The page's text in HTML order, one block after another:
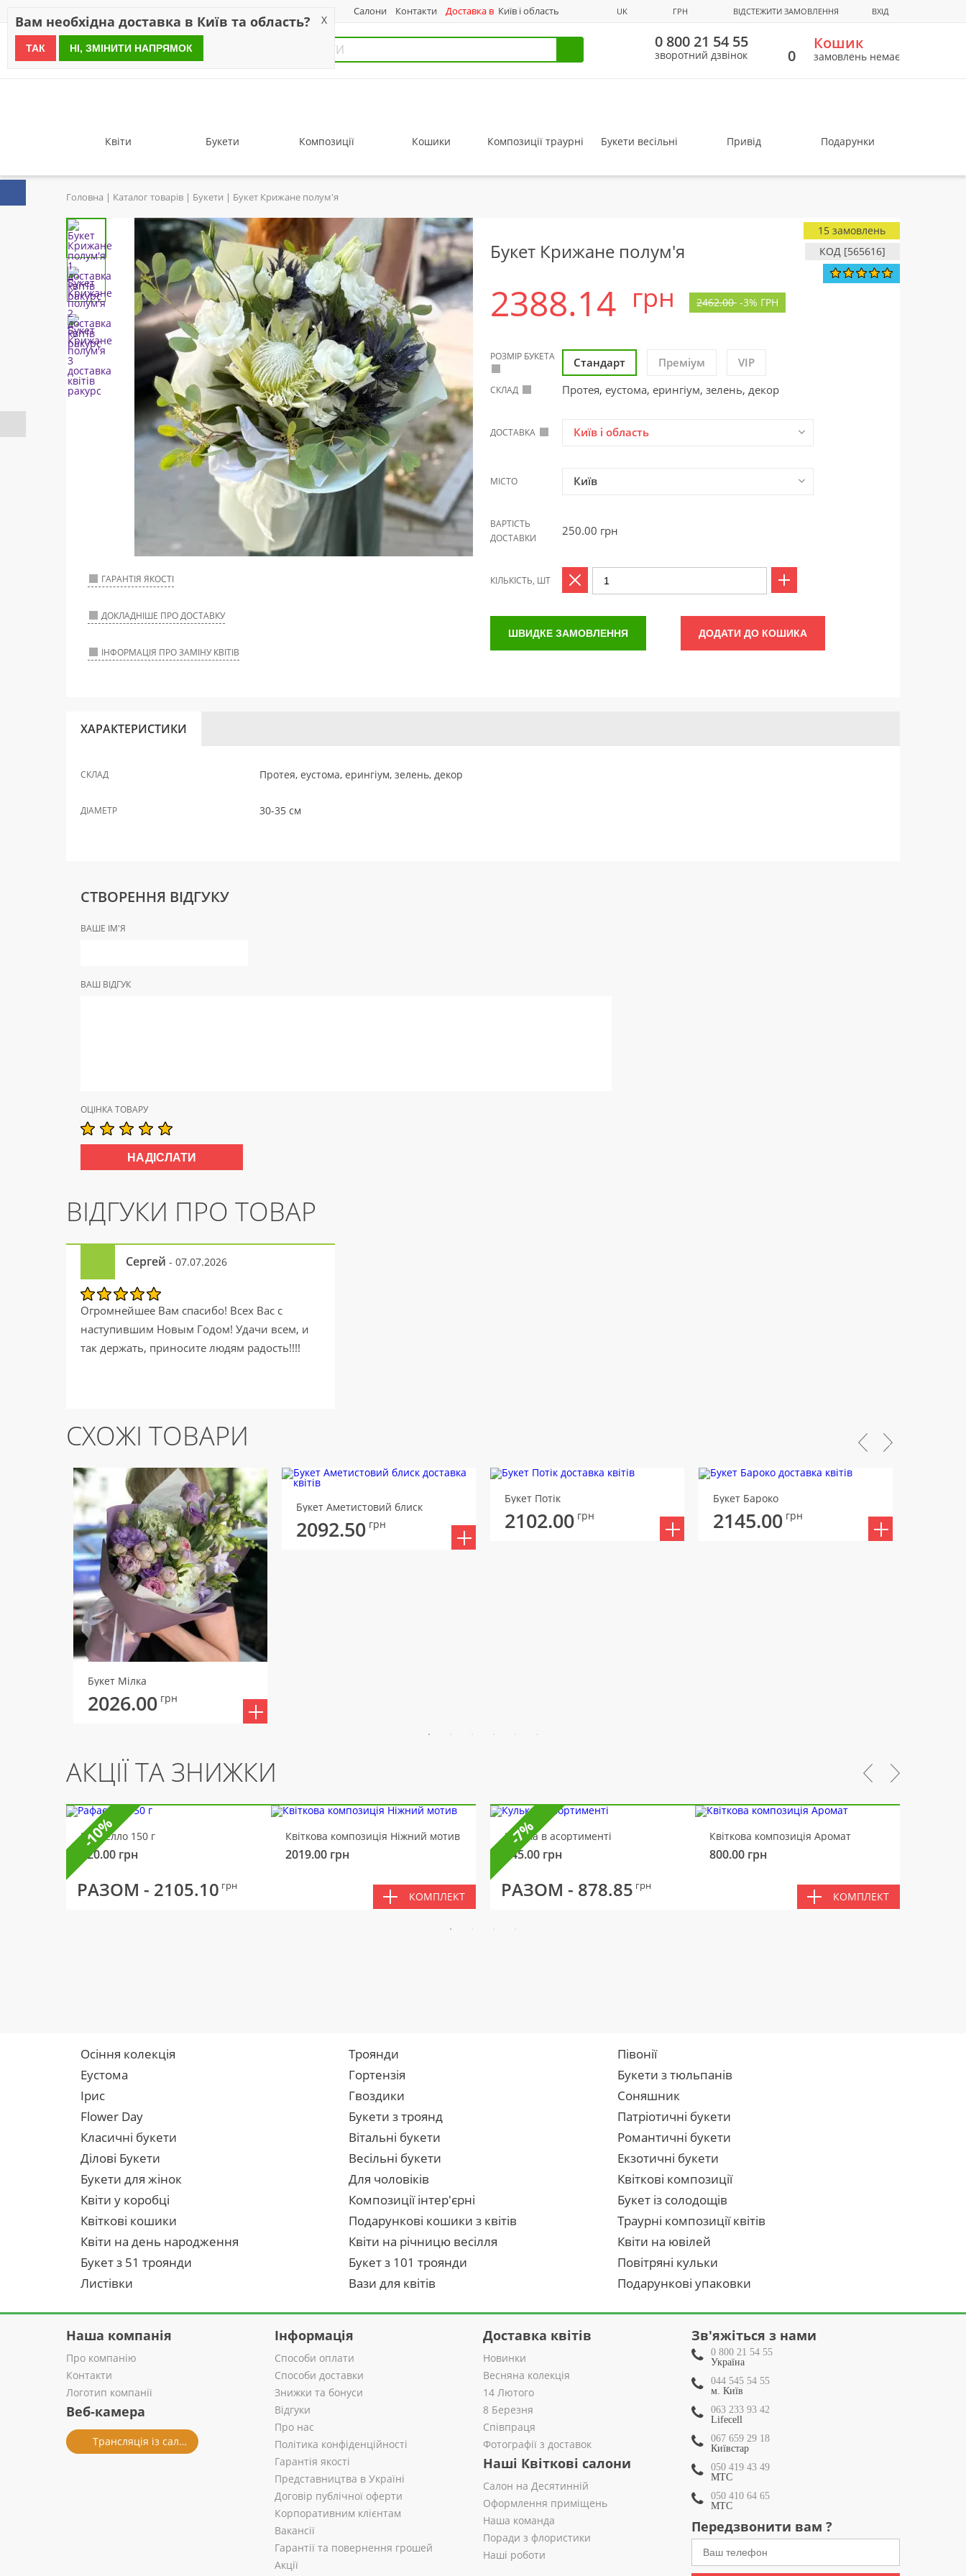
Салони Контакти Доставка в Київ і область UK ГРН ВІДСТЕЖИТИ ЗАМОВЛЕННЯ ВХІД
since 1999
0 800 21 54 55
зворотний дзвінок 0
Кошик
замовлень немає
Квіти Букети Композиції Кошики Композиції траурні Букети весільні Привід Подарунки
Головна Каталог товарів Букети Букет Крижане полум'я
ГАРАНТІЯ ЯКОСТІ
ДОКЛАДНІШЕ ПРО ДОСТАВКУ
ІНФОРМАЦІЯ ПРО ЗАМІНУ КВІТІВ
Букет Крижане полум'я КОД [565616]
15 замовлень
2388.14 грн 2462.00 -3% ГРН
РОЗМІР БУКЕТА Стандарт Преміум VIP
СКЛАД Протея, еустома, ерингіум, зелень, декор
ДОСТАВКА Київ і область
МІСТО Київ
ВАРТІСТЬ
ДОСТАВКИ
250.00 грн
КІЛЬКІСТЬ, ШТ
ШВИДКЕ ЗАМОВЛЕННЯ ДОДАТИ ДО КОШИКА
ХАРАКТЕРИСТИКИ
СКЛАД Протея, еустома, ерингіум, зелень, декор
ДІАМЕТР 30-35 см
СТВОРЕННЯ ВІДГУКУ
ВАШЕ ІМ'Я
ВАШ ВІДГУК
ОЦІНКА ТОВАРУ
ВІДГУКИ ПРО ТОВАР
Сергей - 07.07.2026
Огромнейшее Вам спасибо! Всех Вас с
наступившим Новым Годом! Удачи всем, и
так держать, приносите людям радость!!!!
СХОЖІ ТОВАРИ
Букет Мілка
2026.00 грн
Букет Аметистовий блиск
2092.50 грн
Букет Потік
2102.00 грн
Букет Бароко
2145.00 грн
АКЦІЇ ТА ЗНИЖКИ
Рафаелло 150 г
320.00 грн
Квіткова композиція Ніжний мотив
2019.00 грн
РАЗОМ - 2105.10 грн
КОМПЛЕКТ
-10% Кулька в асортименті
145.00 грн
Квіткова композиція Аромат
800.00 грн
РАЗОМ - 878.85 грн
КОМПЛЕКТ
-7%
Осіння колекція Троянди
Півонії
Еустома
Гортензія
Букети з тюльпанів
Ірис
Гвоздики
Соняшник
Flower Day
Букети з троянд
Патріотичні букети
Класичні букети
Вітальні букети
Романтичні букети
Ділові Букети
Весільні букети
Екзотичні букети
Букети для жінок
Для чоловіків
Квіткові композиції
Квіти у коробці
Композиції інтер'єрні
Букет із солодощів
Квіткові кошики
Подарункові кошики з квітів
Траурні композиції квітів
Квіти на день народження
Квіти на річницю весілля
Квіти на ювілей
Букет з 51 троянди
Букет з 101 троянди
Повітряні кульки
Листівки
Вази для квітів Подарункові упаковки
Наша компанія
Про компанію
Контакти
Логотип компанії
Веб-камера
Трансляція із салону
Інформація
Способи оплати
Способи доставки
Знижки та бонуси
Відгуки
Про нас
Політика конфіденційності
Гарантія якості
Представництва в Україні
Договір публічної оферти
Корпоративним клієнтам
Вакансії
Гарантії та повернення грошей
Акції
Доставка квітів
Новинки
Весняна колекція
14 Лютого
8 Березня
Співпраця
Фотографії з доставок
Наші Квіткові салони
Салон на Десятинній
Оформлення приміщень
Наша команда
Поради з флористики
Наші роботи
Зв'яжіться з нами
0 800 21 54 55
Україна
044 545 54 55
м. Київ
063 233 93 42
Lifecell
067 659 29 18
Київстар
050 419 43 49
МТС
050 410 64 65
МТС
Передзвонити вам ?
Вам необхідна доставка в Київ та область? X
ТАК НІ, ЗМІНИТИ НАПРЯМОК